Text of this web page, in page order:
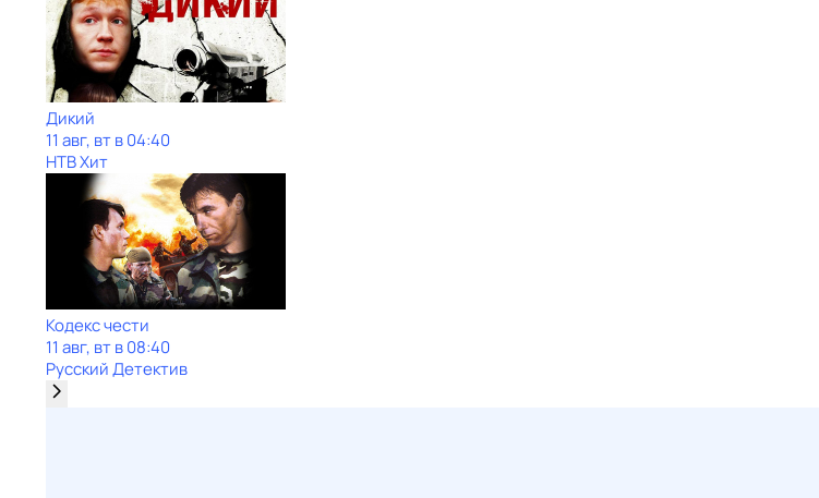
Дикий
11 авг, вт в 04:40
НТВ Хит
Кодекс чести
11 авг, вт в 08:40
Русский Детектив